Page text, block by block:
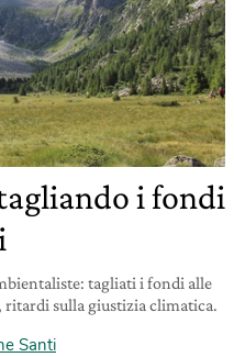
i fondi
tagliati i fondi alle
sulla giustizia climatica.
Santi